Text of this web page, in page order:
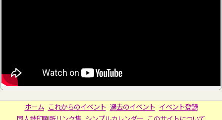
ホーム これからのイベント 過去のイベント イベント登録